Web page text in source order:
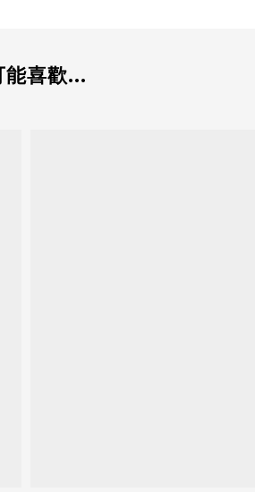
能喜歡...